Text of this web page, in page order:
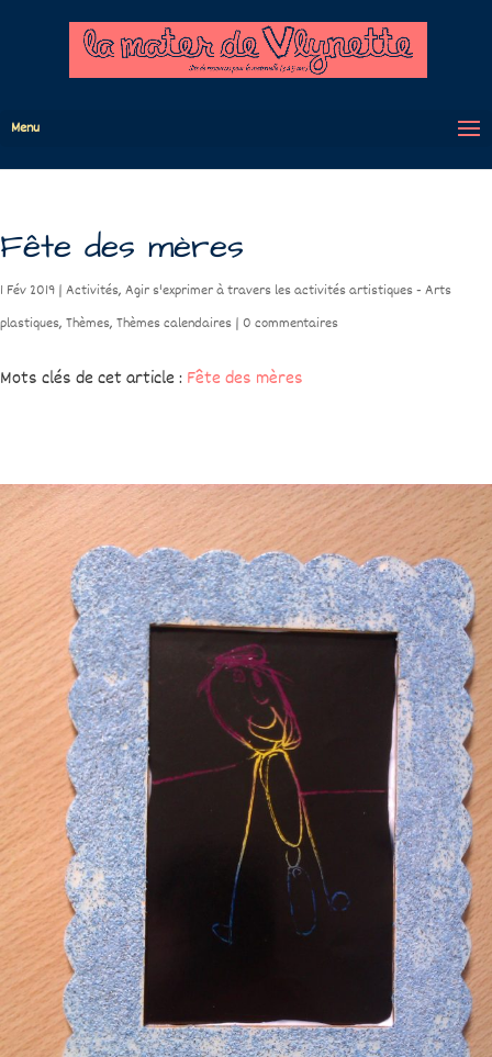
Menu
Fête des mères
1 Fév 2019 | Activités, Agir s'exprimer à travers les activités artistiques - Arts
plastiques, Thèmes, Thèmes calendaires | 0 commentaires
Mots clés de cet article : Fête des mères